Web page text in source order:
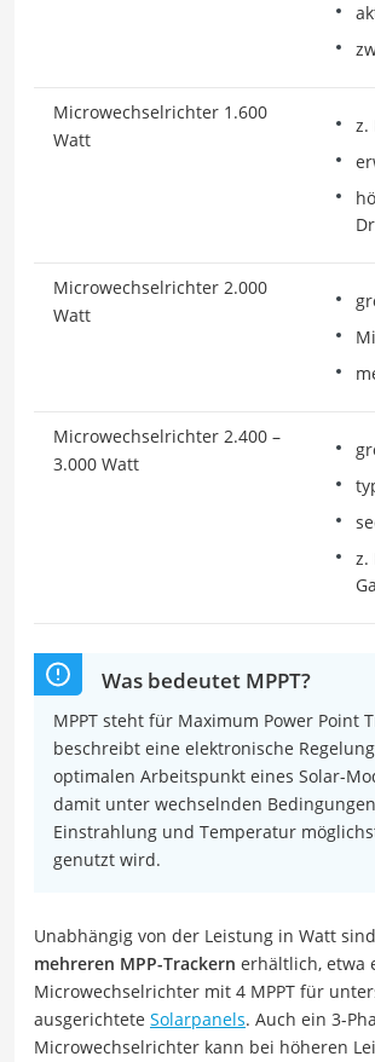
Microwechselrichter 1.600
Watt
z.
Microwechselrichter 2.000
Watt
Microwechselrichter 2.400 –
3.000 Watt
z.
Was bedeutet MPPT?
MPPT steht für Maximum Power Point
beschreibt eine elektronische
optimalen Arbeitspunkt eines Solar-
damit unter wechselnden
Einstrahlung und Temperatur
genutzt wird.
Unabhängig von der Leistung in Watt sind
mehreren MPP-Trackern erhältlich, etwa
Microwechselrichter mit 4 MPPT für
ausgerichtete Solarpanels. Auch ein 3-
Microwechselrichter kann bei höheren